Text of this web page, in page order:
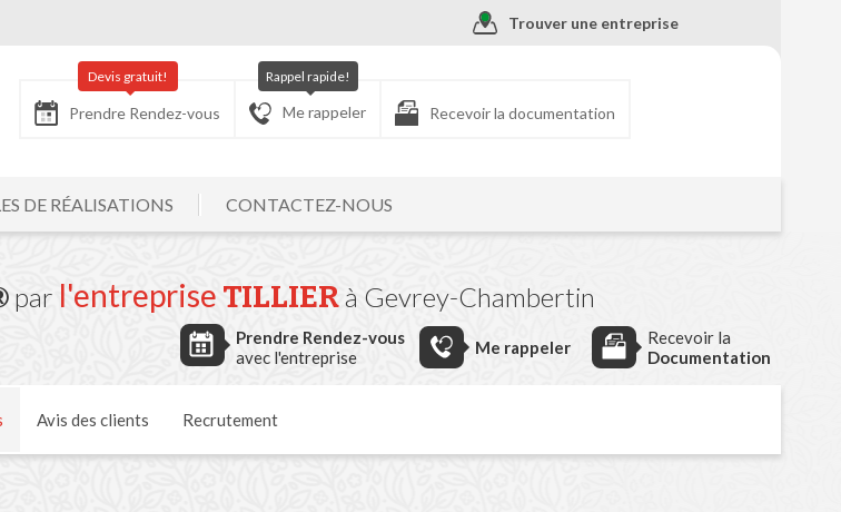
Trouver une entreprise
Prendre Rendez-vous
Devis gratuit!
Me rappeler
Rappel rapide!
Recevoir la documentation
DE RÉALISATIONS CONTACTEZ-NOUS
par l'entreprise TILLIERà Gevrey-Chambertin
Prendre Rendez-vous
avec l'entreprise
Me rappeler
Recevoir la
Documentation
Avis des clients Recrutement